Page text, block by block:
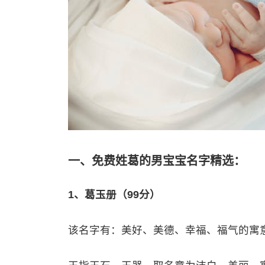
一、免费姓葛的男宝宝名字精选：
1、葛玉册（99分）
该名字有：美好、美德、幸福、福气的寓